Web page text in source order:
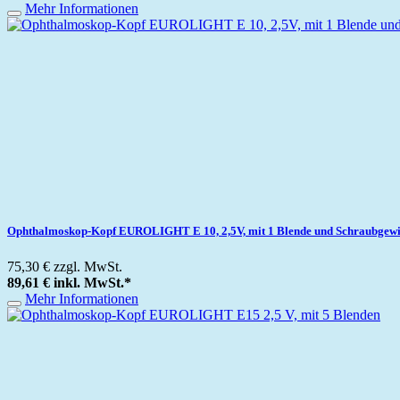
Mehr Informationen
Ophthalmoskop-Kopf EUROLIGHT E 10, 2,5V, mit 1 Blende und
75,30 € zzgl. MwSt.
89,61 € inkl. MwSt.*
Mehr Informationen